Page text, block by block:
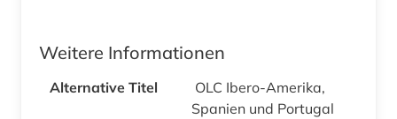
Weitere Informationen
Alternative Titel
OLC Ibero-Amerika,
Spanien und Portugal